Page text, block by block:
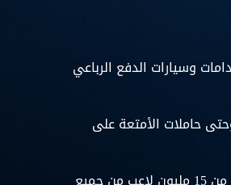
وسيارات الدفع الرباعي
حاملات الأمتعة على